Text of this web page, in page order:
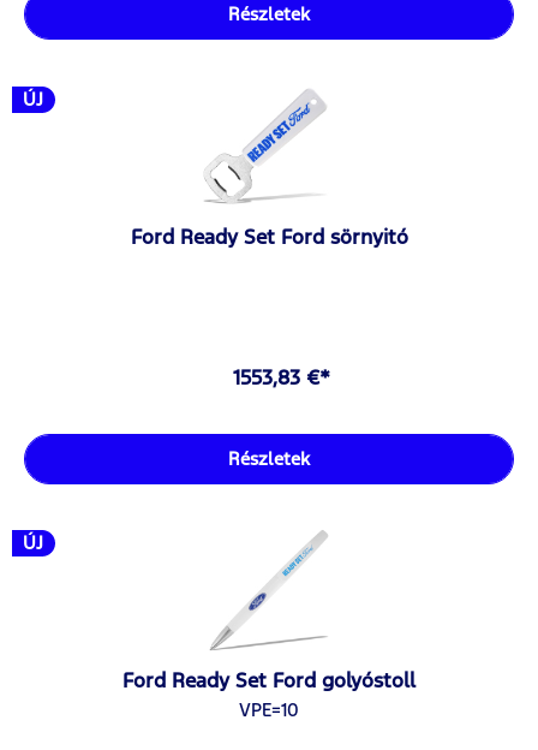
Részletek
ÚJ
Ford Ready Set Ford sörnyitó
1553,83 €*
Részletek
ÚJ
Ford Ready Set Ford golyóstoll
VPE=10